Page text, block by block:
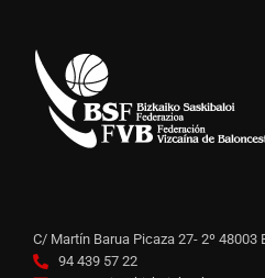
C/ Martín Barua Picaza 27- 2º 48003
94 439 57 22